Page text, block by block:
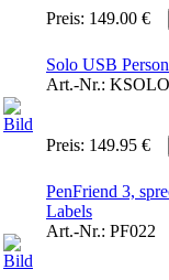
Preis: 149.00 €
Solo USB
Art.-Nr.: KSOLO
Preis: 149.95 €
PenFriend 3,
Labels
Art.-Nr.: PF022